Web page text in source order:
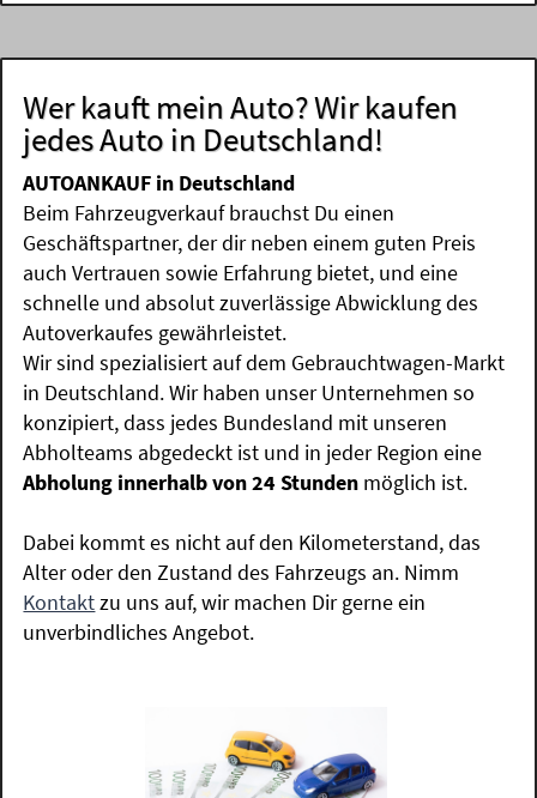
Wer kauft mein Auto? Wir kaufen
jedes Auto in Deutschland!
AUTOANKAUF in Deutschland
Beim Fahrzeugverkauf brauchst Du einen
Geschäftspartner, der dir neben einem guten Preis
auch Vertrauen sowie Erfahrung bietet, und eine
schnelle und absolut zuverlässige Abwicklung des
Autoverkaufes gewährleistet.
Wir sind spezialisiert auf dem Gebrauchtwagen-Markt
in Deutschland. Wir haben unser Unternehmen so
konzipiert, dass jedes Bundesland mit unseren
Abholteams abgedeckt ist und in jeder Region eine
Abholung innerhalb von 24 Stunden möglich ist.
Dabei kommt es nicht auf den Kilometerstand, das
Alter oder den Zustand des Fahrzeugs an. Nimm
Kontaktzu uns auf, wir machen Dir gerne ein
unverbindliches Angebot.